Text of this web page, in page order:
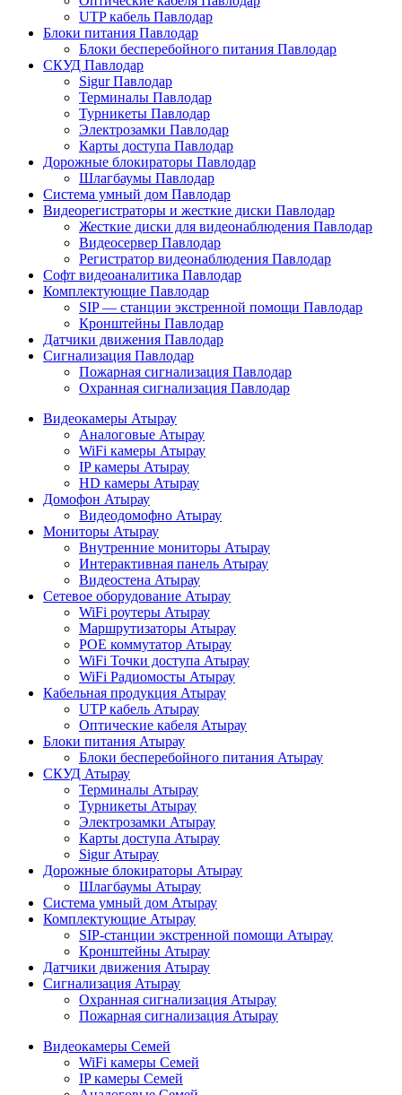
UTP кабель Павлодар
Блоки питания Павлодар
Блоки бесперебойного питания Павлодар
СКУД Павлодар
Sigur Павлодар
Терминалы Павлодар
Турникеты Павлодар
Электрозамки Павлодар
Карты доступа Павлодар
Дорожные блокираторы Павлодар
Шлагбаумы Павлодар
Система умный дом Павлодар
Видеорегистраторы и жесткие диски Павлодар
Жесткие диски для видеонаблюдения Павлодар
Видеосервер Павлодар
Регистратор видеонаблюдения Павлодар
Софт видеоаналитика Павлодар
Комплектующие Павлодар
SIP — станции экстренной помощи Павлодар
Кронштейны Павлодар
Датчики движения Павлодар
Сигнализация Павлодар
Пожарная сигнализация Павлодар
Охранная сигнализация Павлодар
Видеокамеры Атырау
Аналоговые Атырау
WiFi камеры Атырау
IP камеры Атырау
HD камеры Атырау
Домофон Атырау
Видеодомофно Атырау
Мониторы Атырау
Внутренние мониторы Атырау
Интерактивная панель Атырау
Видеостена Атырау
Сетевое оборудование Атырау
WiFi роутеры Атырау
Маршрутизаторы Атырау
POE коммутатор Атырау
WiFi Точки доступа Атырау
WiFi Радиомосты Атырау
Кабельная продукция Атырау
UTP кабель Атырау
Оптические кабеля Атырау
Блоки питания Атырау
Блоки бесперебойного питания Атырау
СКУД Атырау
Терминалы Атырау
Турникеты Атырау
Электрозамки Атырау
Карты доступа Атырау
Sigur Атырау
Дорожные блокираторы Атырау
Шлагбаумы Атырау
Система умный дом Атырау
Комплектующие Атырау
SIP-станции экстренной помощи Атырау
Кронштейны Атырау
Датчики движения Атырау
Сигнализация Атырау
Охранная сигнализация Атырау
Пожарная сигнализация Атырау
Видеокамеры Семей
WiFi камеры Семей
IP камеры Семей